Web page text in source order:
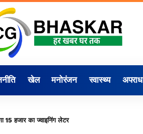
खेल मनोरंजन स्वास्थ्य अपराध
हजार का ज्वाइनिंग लेटर